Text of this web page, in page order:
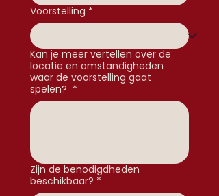
Voorstelling *
Kan je meer vertellen over de
locatie en omstandigheden
waar de voorstelling gaat
spelen? *
Zijn de benodigdheden
beschikbaar? *